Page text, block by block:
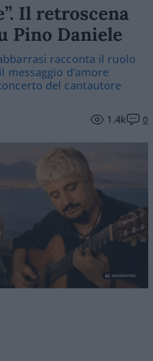
Il retroscena
Pino Daniele
racconta il ruolo
messaggio d’amore
del cantautore
1.4k 0